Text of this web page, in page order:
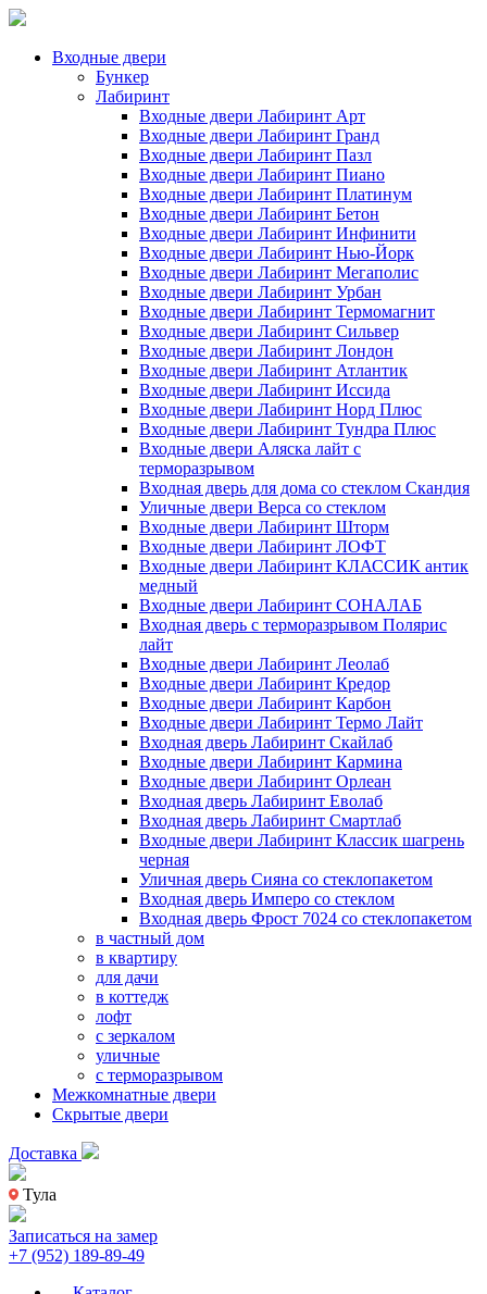
Входные двери
Бункер
Лабиринт
Входные двери Лабиринт Арт
Входные двери Лабиринт Гранд
Входные двери Лабиринт Пазл
Входные двери Лабиринт Пиано
Входные двери Лабиринт Платинум
Входные двери Лабиринт Бетон
Входные двери Лабиринт Инфинити
Входные двери Лабиринт Нью-Йорк
Входные двери Лабиринт Мегаполис
Входные двери Лабиринт Урбан
Входные двери Лабиринт Термомагнит
Входные двери Лабиринт Сильвер
Входные двери Лабиринт Лондон
Входные двери Лабиринт Атлантик
Входные двери Лабиринт Иссида
Входные двери Лабиринт Норд Плюс
Входные двери Лабиринт Тундра Плюс
Входные двери Аляска лайт с
терморазрывом
Входная дверь для дома со стеклом Скандия
Уличные двери Верса со стеклом
Входные двери Лабиринт Шторм
Входные двери Лабиринт ЛОФТ
Входные двери Лабиринт КЛАССИК антик
медный
Входные двери Лабиринт СОНАЛАБ
Входная дверь с терморазрывом Полярис
лайт
Входные двери Лабиринт Леолаб
Входные двери Лабиринт Кредор
Входные двери Лабиринт Карбон
Входные двери Лабиринт Термо Лайт
Входная дверь Лабиринт Скайлаб
Входные двери Лабиринт Кармина
Входные двери Лабиринт Орлеан
Входная дверь Лабиринт Еволаб
Входная дверь Лабиринт Смартлаб
Входные двери Лабиринт Классик шагрень
черная
Уличная дверь Сияна со стеклопакетом
Входная дверь Имперо со стеклом
Входная дверь Фрост 7024 со стеклопакетом
в частный дом
в квартиру
для дачи
в коттедж
лофт
с зеркалом
уличные
с терморазрывом
Межкомнатные двери
Скрытые двери
Доставка
Тула
Записаться на замер
+7 (952) 189-89-49